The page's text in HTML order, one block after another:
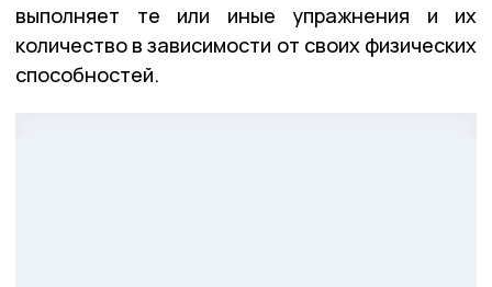
выполняет те или иные упражнения и их
количество в зависимости от своих физических
способностей.